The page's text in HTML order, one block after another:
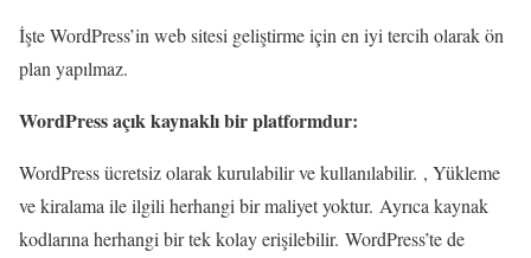
İşte WordPress’in web sitesi geliştirme için en iyi tercih olarak ön
plan yapılmaz.
WordPress açık kaynaklı bir platformdur:
WordPress ücretsiz olarak kurulabilir ve kullanılabilir. , Yükleme
ve kiralama ile ilgili herhangi bir maliyet yoktur. Ayrıca kaynak
kodlarına herhangi bir tek kolay erişilebilir. WordPress’te de